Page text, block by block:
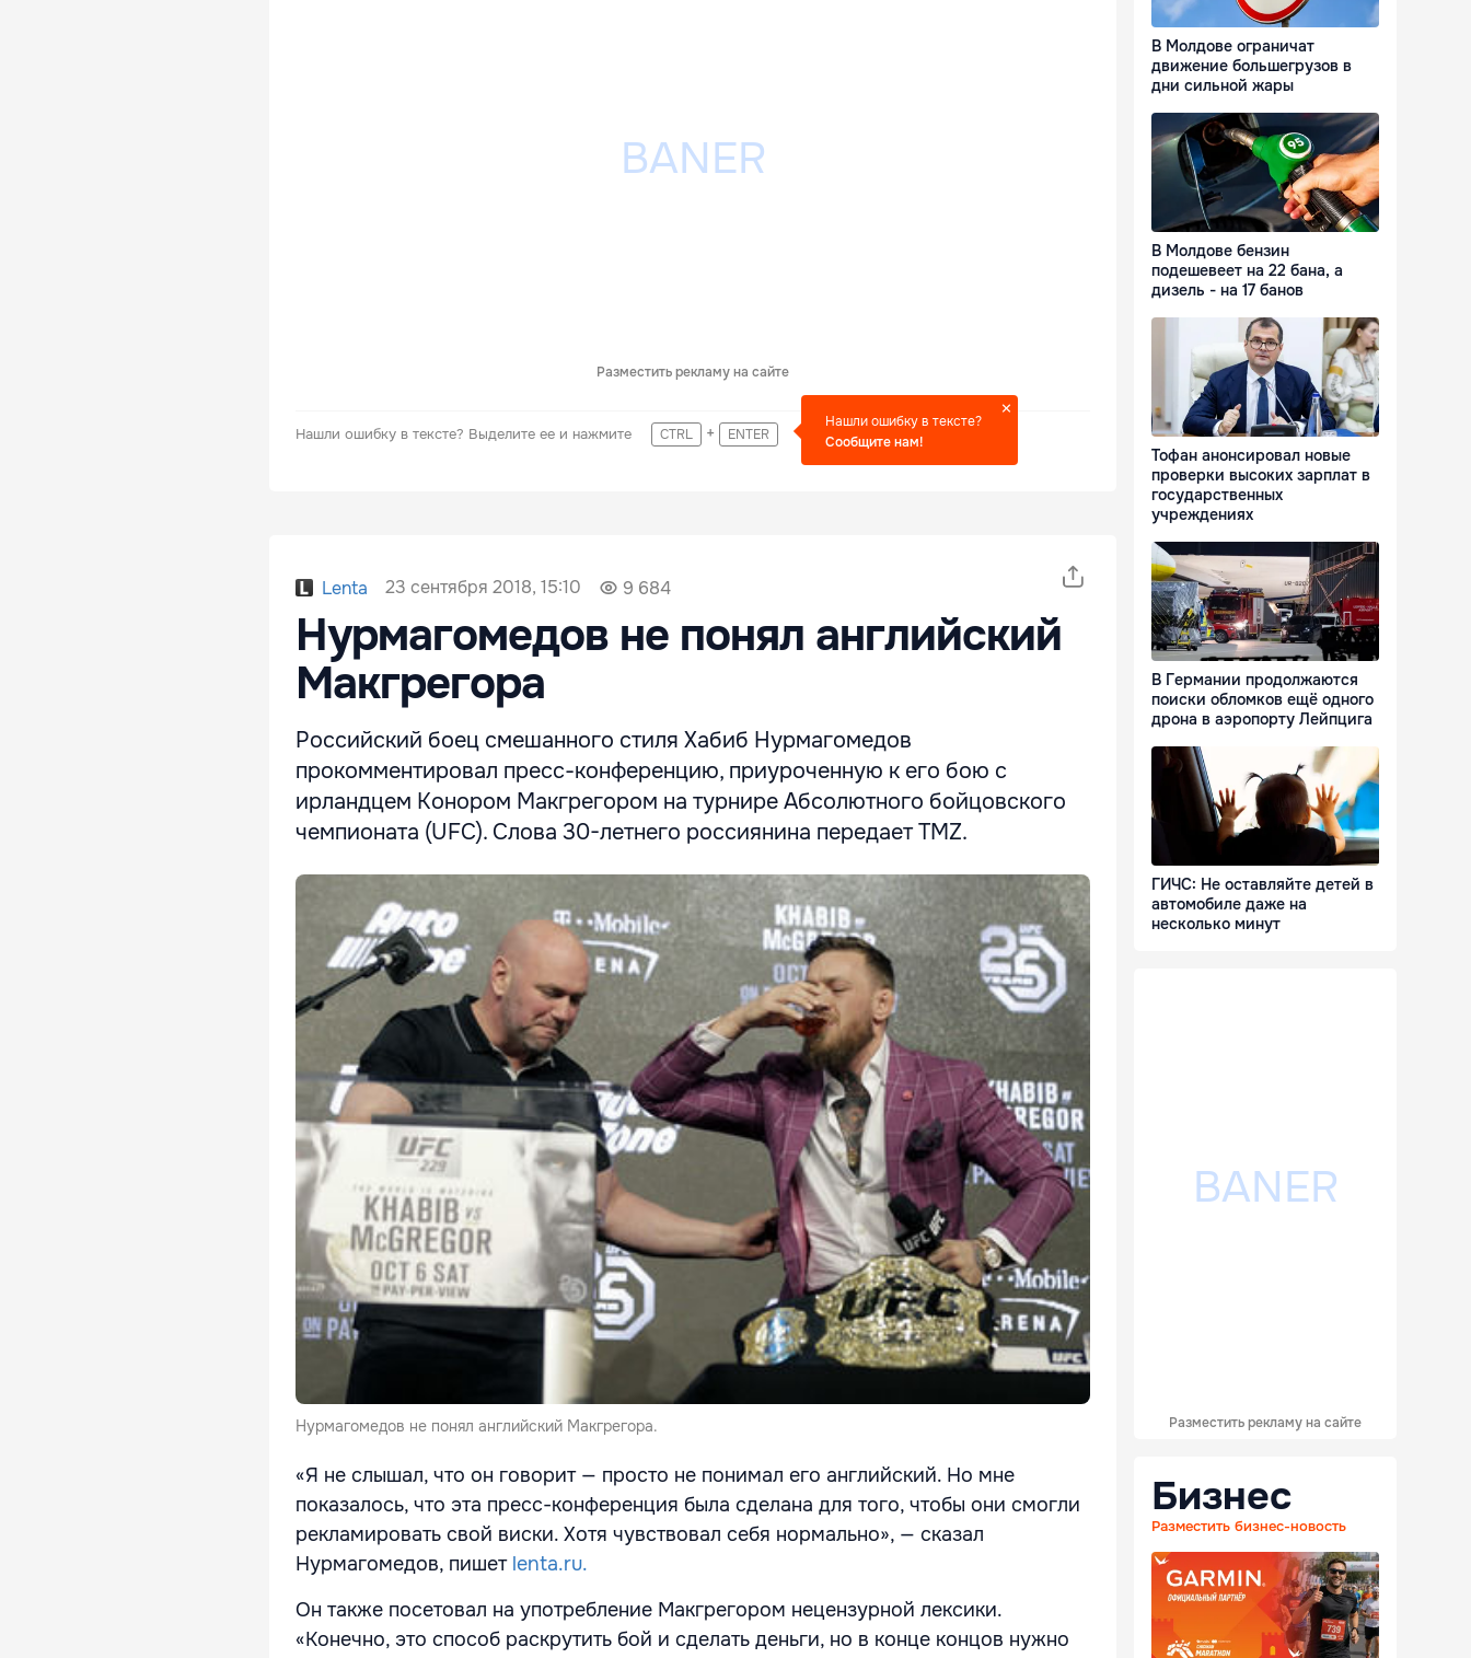
Разместить рекламу на сайте
Нашли ошибку в тексте? Выделите ее и нажмите CTRL + ENTER
Нашли ошибку в тексте?
Сообщите нам!
Lenta 23 сентября 2018, 15:10 9 684
Нурмагомедов не понял английский
Макгрегора
Российский боец смешанного стиля Хабиб Нурмагомедов
прокомментировал пресс-конференцию, приуроченную к его бою с
ирландцем Конором Макгрегором на турнире Абсолютного бойцовского
чемпионата (UFC). Слова 30-летнего россиянина передает TMZ.
Нурмагомедов не понял английский Макгрегора.
«Я не слышал, что он говорит — просто не понимал его английский. Но мне
показалось, что эта пресс-конференция была сделана для того, чтобы они смогли
рекламировать свой виски. Хотя чувствовал себя нормально», — сказал
Нурмагомедов, пишетlenta.ru.
Он также посетовал на употребление Макгрегором нецензурной лексики.
«Конечно, это способ раскрутить бой и сделать деньги, но в конце концов нужно
В Молдове ограничат
движение большегрузов в
дни сильной жары
В Молдове бензин
подешевеет на 22 бана, а
дизель - на 17 банов
Тофан анонсировал новые
проверки высоких зарплат в
государственных
учреждениях
В Германии продолжаются
поиски обломков ещё одного
дрона в аэропорту Лейпцига
ГИЧС: Не оставляйте детей в
автомобиле даже на
несколько минут
Разместить рекламу на сайте
Бизнес
Разместить бизнес-новость